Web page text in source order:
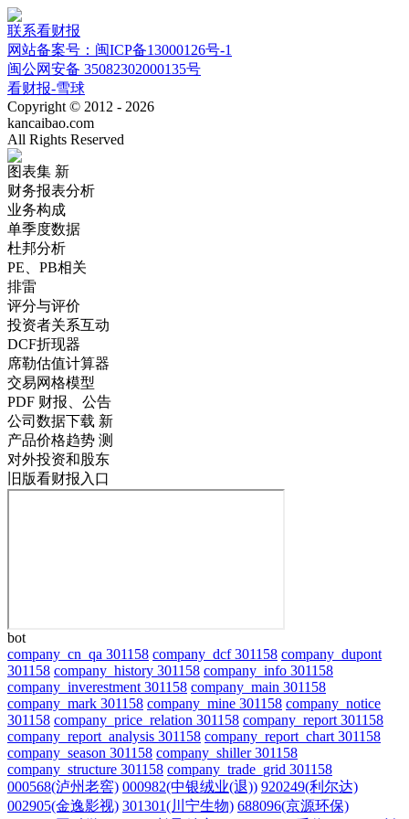
联系看财报
网站备案号：闽ICP备13000126号-1
闽公网安备 35082302000135号
看财报-雪球
Copyright © 2012 - 2026
kancaibao.com
All Rights Reserved
图表集 新
财务报表分析
业务构成
单季度数据
杜邦分析
PE、PB相关
排雷
评分与评价
投资者关系互动
DCF折现器
席勒估值计算器
交易网格模型
PDF 财报、公告
公司数据下载 新
产品价格趋势 测
对外投资和股东
旧版看财报入口
bot
company_cn_qa 301158 company_dcf 301158 company_dupont
301158 company_history 301158 company_info 301158
company_inverestment 301158 company_main 301158
company_mark 301158 company_mine 301158 company_notice
301158 company_price_relation 301158 company_report 301158
company_report_analysis 301158 company_report_chart 301158
company_season 301158 company_shiller 301158
company_structure 301158 company_trade_grid 301158
000568(泸州老窖) 000982(中银绒业(退)) 920249(利尔达)
002905(金逸影视) 301301(川宁生物) 688096(京源环保)